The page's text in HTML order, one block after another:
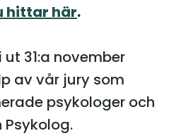
hittar här.
31:a november
av vår jury som
psykologer och